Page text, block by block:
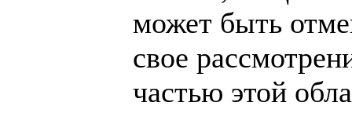
может быть
свое
частью этой